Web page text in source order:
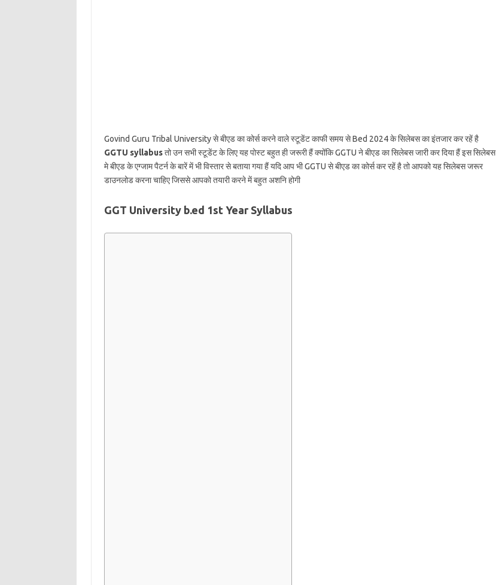
Govind Guru Tribal University से बीएड का कोर्स करने वाले स्टूडेंट काफी समय से Bed 2024 के सिलेबस का इंतजार कर रहें है
GGTU syllabusतो उन सभी स्टूडेंट के लिए यह पोस्ट बहुत ही जरूरी हैं क्योंकि GGTU ने बीएड का सिलेबस जारी कर दिया हैं इस सिलेबस
मे बीएड के एग्जाम पैटर्न के बारें में भी विस्तार से बताया गया हैं यदि आप भी GGTU से बीएड का कोर्स कर रहें है तो आपको यह सिलेबस जरूर
डाउनलोड करना चाहिए जिससे आपको तयारी करने में बहुत अशनि होगी
GGT University b.ed 1st Year Syllabus